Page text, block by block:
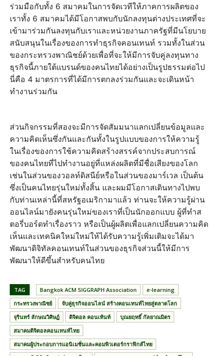
ร่วมมือกับทั้ง 6 สมาคมในการจัดเวทีให้ภาคการผลิตของ
เราทั้ง 6 สมาคมได้มีโอกาสพบกับนักลงทุนต่างประเทศที่จะ
เข้ามาร่วมกันลงทุนกับเราและหน่วยงานภาครัฐที่มีนโยบาย
สนับสนุนในเรื่องของการทำธุรกิจคอนเทนท์ รวมทั้งในส่วน
ของกระทรวงพาณิชย์ด้วยเพื่อที่จะให้มีการจับคู่ลงทุนทาง
ธุรกิจนี้ภายใต้แบรนด์ของคนไทยได้อย่างเป็นรูปธรรมต่อไป
นี่คือ 4 มาตรการที่ได้มีการตกลงร่วมกันและจะเดินหน้า
ทำงานร่วมกัน
ส่วนกิจกรรมที่สองจะมีการจัดสัมมนาแลกเปลี่ยนข้อมูลและ
ความคิดเห็นซึ่งกันและกันทั้งในรูปแบบของการให้ความรู้
ในเรื่องของการใช้ความคิดสร้างสรรค์จากประสบการณ์
ของคนไทยที่ไปทำงานอยู่ที่แหล่งผลิตที่มีชื่อเสียงของโลก
เช่นในส่วนของวอลท์ดิสนีย์หรือในส่วนของมาร์เวล เป็นต้น
ซึ่งเป็นคนไทยรุ่นใหม่ทั้งสิ้น และผมมีโอกาสเดินทางไปพบ
กับท่านเหล่านี้ที่สหรัฐอเมริกามาแล้ว ท่านจะให้ความรู้ผ่าน
ออนไลน์มายังคนรุ่นใหม่ของเราที่เป็นนักออกแบบ ผู้ที่ทำส
ตอรี่บอร์ดทำเรื่องราว หรือเป็นผู้ผลิตเพื่อแลกเปลี่ยนความคิด
เห็นและเทคนิคใหม่ใหม่ให้ได้รับความรู้เพิ่มเติมจะได้มา
พัฒนาดิจิทัลคอนเทนท์ในส่วนของธุรกิจส่วนนี้ให้มีการ
พัฒนาให้ดีขึ้นสำหรับคนไทย
TAG Bangkok ACM SIGGRAPH Association
e-learning
กระทรวงพาณิชย์
จับคู่ธุรกิจออนไลน์ สร้างคอนเทนท์ไทยสู่ตลาดโลก
จุรินทร์ ลักษณวิศิษฏ์
ดิจิตอล คอนเท้นท์
บุณยฤทธิ์ กัลยาณมิตร
สมาคมดิจิตอลคอนเทนท์ไทย
สมาคมผู้ประกอบการแอนิเมชั่นและคอมพิวเตอร์กราฟิกส์ไทย